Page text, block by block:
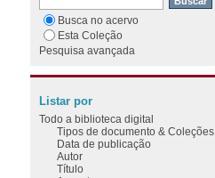
Busca no acervo
Esta Coleção
Pesquisa avançada
Listar por
Todo a biblioteca digital
Tipos de documento & Coleções
Data de publicação
Autor
Título